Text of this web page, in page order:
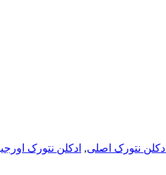
ادکلن نتورک اصلی, ادکلن نتورک